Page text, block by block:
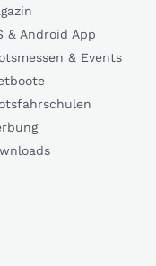
& Android App
& Events